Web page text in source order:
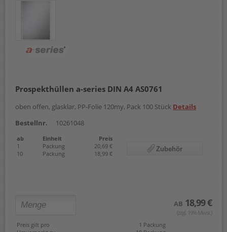
Prospekthüllen a-series DIN A4 AS0761
oben offen, glasklar, PP-Folie 120my, Pack 100 Stück Details
Bestellnr.
10261048
ab Einheit
Preis
1
Packung
20,69 €
10
Packung 18,99 €
Zubehör
AB 18,99 €
(zzgl. 19% Mwst.)
Preis gilt pro
1 Packung